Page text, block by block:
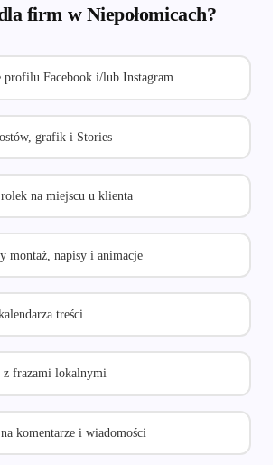
firm w Niepołomicach?
profilu Facebook i/lub Instagram
grafik i Stories
na miejscu u klienta
montaż, napisy i animacje
treści
frazami lokalnymi
komentarze i wiadomości